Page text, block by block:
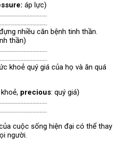
áp lực)
nhiều căn bệnh tinh thần.
thần)
khoẻ quý giá của họ và ăn quá
precious: quý giá)
cuộc sống hiện đại có thể thay
người.